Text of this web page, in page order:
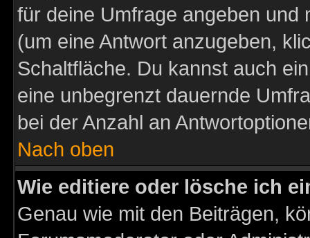
für deine Umfrage angeben und
(um eine Antwort anzugeben,
Schaltfläche. Du kannst auch
eine unbegrenzt dauernde
bei der Anzahl an
Nach oben
Wie editiere oder lösche ich
Genau wie mit den Beiträgen,